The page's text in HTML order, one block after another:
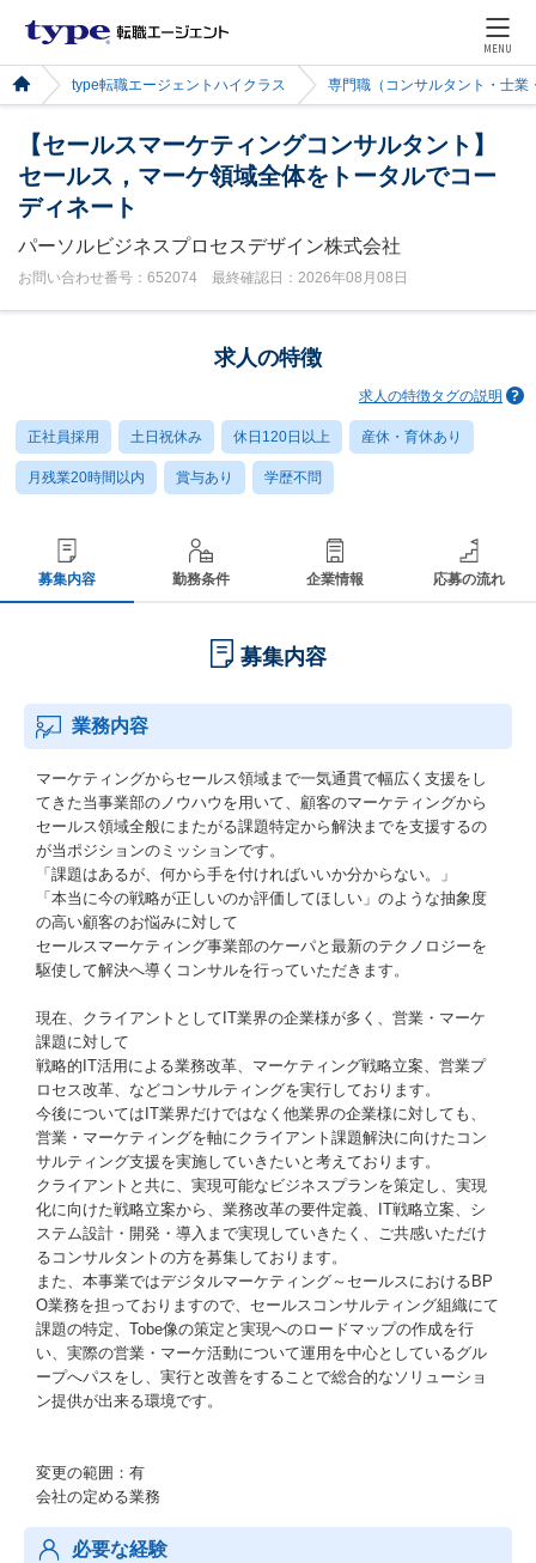
MENU
type転職エージェントハイクラス 専門職（コンサルタント・士業
【セールスマーケティングコンサルタント】
セールス，マーケ領域全体をトータルでコー
ディネート
パーソルビジネスプロセスデザイン株式会社
お問い合わせ番号：652074 最終確認日：2026年08月08日
求人の特徴
求人の特徴タグの説明
正社員採用 土日祝休み 休日120日以上 産休・育休あり
月残業20時間以内 賞与あり 学歴不問
募集内容 勤務条件 企業情報 応募の流れ
募集内容
業務内容
マーケティングからセールス領域まで一気通貫で幅広く支援をし
てきた当事業部のノウハウを用いて、顧客のマーケティングから
セールス領域全般にまたがる課題特定から解決までを支援するの
が当ポジションのミッションです。
「課題はあるが、何から手を付ければいいか分からない。」
「本当に今の戦略が正しいのか評価してほしい」のような抽象度
の高い顧客のお悩みに対して
セールスマーケティング事業部のケーパと最新のテクノロジーを
駆使して解決へ導くコンサルを行っていただきます。
現在、クライアントとしてIT業界の企業様が多く、営業・マーケ
課題に対して
戦略的IT活用による業務改革、マーケティング戦略立案、営業プ
ロセス改革、などコンサルティングを実行しております。
今後についてはIT業界だけではなく他業界の企業様に対しても、
営業・マーケティングを軸にクライアント課題解決に向けたコン
サルティング支援を実施していきたいと考えております。
クライアントと共に、実現可能なビジネスプランを策定し、実現
化に向けた戦略立案から、業務改革の要件定義、IT戦略立案、シ
ステム設計・開発・導入まで実現していきたく、ご共感いただけ
るコンサルタントの方を募集しております。
また、本事業ではデジタルマーケティング～セールスにおけるBP
O業務を担っておりますので、セールスコンサルティング組織にて
課題の特定、Tobe像の策定と実現へのロードマップの作成を行
い、実際の営業・マーケ活動について運用を中心としているグル
ープへパスをし、実行と改善をすることで総合的なソリューショ
ン提供が出来る環境です。
変更の範囲：有
会社の定める業務
必要な経験